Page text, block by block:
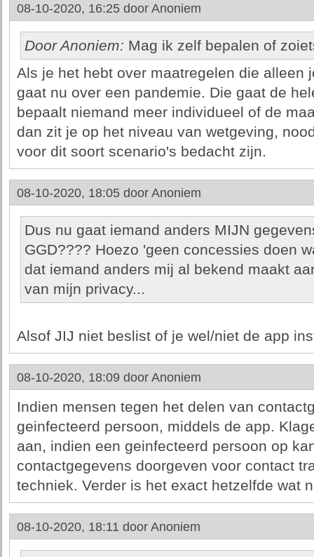
08-10-2020, 16:25 door Anoniem
Door Anoniem: Mag ik zelf bepalen of
Als je het hebt over maatregelen die alleen
gaat nu over een pandemie. Die gaat de
bepaalt niemand meer individueel of de
dan zit je op het niveau van wetgeving,
voor dit soort scenario's bedacht zijn.
08-10-2020, 18:05 door Anoniem
Dus nu gaat iemand anders MIJN
GGD???? Hoezo 'geen concessies doen
dat iemand anders mij al bekend maakt
van mijn privacy...
Alsof JIJ niet beslist of je wel/niet de app
08-10-2020, 18:09 door Anoniem
Indien mensen tegen het delen van
geinfecteerd persoon, middels de app.
aan, indien een geinfecteerd persoon op
contactgegevens doorgeven voor contact
techniek. Verder is het exact hetzelfde wat
08-10-2020, 18:11 door Anoniem